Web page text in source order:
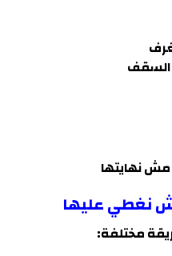
السقف
نهايتها
نغطي عليها
مختلفة: